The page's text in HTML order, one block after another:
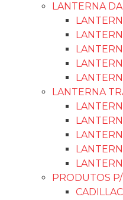
LANTERNA
LANTERNA
PRODUTOS
CADILLAC